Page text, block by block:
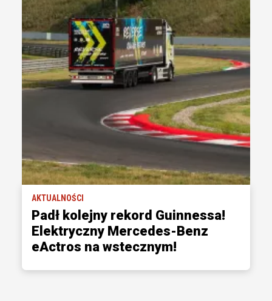
AKTUALNOŚCI
Padł kolejny rekord Guinnessa!
Elektryczny Mercedes-Benz
eActros na wstecznym!